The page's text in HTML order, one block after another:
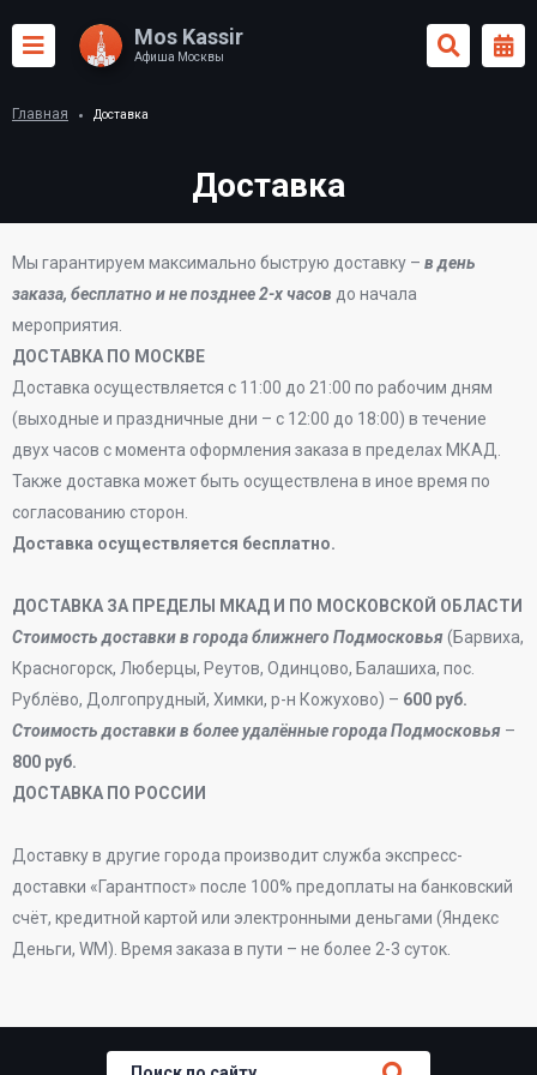
Mos Kassir
Афиша Москвы
Главная Доставка
Доставка
Мы гарантируем максимально быструю доставку – в день
заказа, бесплатно и не позднее 2-х часов до начала
мероприятия.
ДОСТАВКА ПО МОСКВЕ
Доставка осуществляется с 11:00 до 21:00 по рабочим дням
(выходные и праздничные дни – с 12:00 до 18:00) в течение
двух часов с момента оформления заказа в пределах МКАД.
Также доставка может быть осуществлена в иное время по
согласованию сторон.
Доставка осуществляется бесплатно.
ДОСТАВКА ЗА ПРЕДЕЛЫ МКАД И ПО МОСКОВСКОЙ ОБЛАСТИ
Стоимость доставки в города ближнего Подмосковья(Барвиха,
Красногорск, Люберцы, Реутов, Одинцово, Балашиха, пос.
Рублёво, Долгопрудный, Химки, р-н Кожухово) – 600 руб.
Стоимость доставки в более удалённые города Подмосковья –
800 руб.
ДОСТАВКА ПО РОССИИ
Доставку в другие города производит служба экспресс-
доставки «Гарантпост» после 100% предоплаты на банковский
счёт, кредитной картой или электронными деньгами (Яндекс
Деньги, WM). Время заказа в пути – не более 2-3 суток.